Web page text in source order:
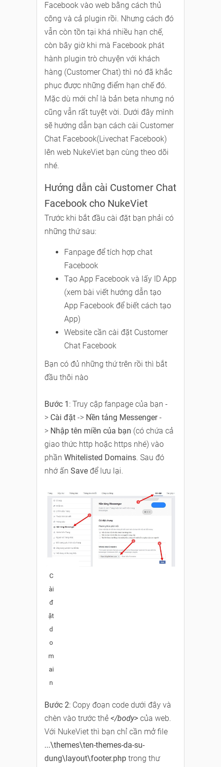
Facebook vào web bằng cách thủ
công và cả plugin rồi. Nhưng cách đó
vẫn còn tồn tại khá nhiều hạn chế,
còn bây giờ khi mà Facebook phát
hành plugin trò chuyện với khách
hàng (Customer Chat) thì nó đã khắc
phục được những điểm hạn chế đó.
Mặc dù mới chỉ là bản beta nhưng nó
cũng vẫn rất tuyệt vời. Dưới đây mình
sẽ hướng dẫn bạn cách cài Customer
Chat Facebook(Livechat Facebook)
lên web NukeViet bạn cùng theo dõi
nhé.
Hướng dẫn cài Customer Chat
Facebook cho NukeViet
Trước khi bắt đầu cài đặt bạn phải có
những thứ sau:
Fanpage để tích hợp chat
Facebook
Tạo App Facebook và lấy ID App
(xem bài viết hướng dẫn tạo
App Facebook để biết cách tạo
App)
Website cần cài đặt Customer
Chat Facebook
Bạn có đủ những thứ trên rồi thì bắt
đầu thôi nào
Bước 1 : Truy cập fanpage của bạn -
> Cài đặt -> Nền tảng Messenger-
> Nhập tên miền của bạn (có chứa cả
giao thức http hoặc https nhé) vào
phần Whitelisted Domains. Sau đó
nhớ ấn Save để lưu lại.
C
ài
đ
ặt
d
o
m
ai
n
Bước 2: Copy đoạn code dưới đây và
chèn vào trước thẻ </body> của web.
Với NukeViet thì bạn chỉ cần mở file
...\themes\ten-themes-da-su-
dung\layout\footer.php trong thư